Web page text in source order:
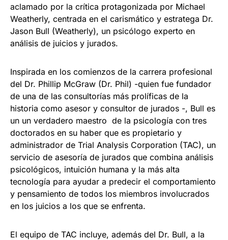
aclamado por la crítica protagonizada por Michael
Weatherly, centrada en el carismático y estratega Dr.
Jason Bull (Weatherly), un psicólogo experto en
análisis de juicios y jurados.
Inspirada en los comienzos de la carrera profesional
del Dr. Phillip McGraw (Dr. Phil) -quien fue fundador
de una de las consultorías más prolíficas de la
historia como asesor y consultor de jurados -, Bull es
un un verdadero maestro de la psicología con tres
doctorados en su haber que es propietario y
administrador de Trial Analysis Corporation (TAC), un
servicio de asesoría de jurados que combina análisis
psicológicos, intuición humana y la más alta
tecnología para ayudar a predecir el comportamiento
y pensamiento de todos los miembros involucrados
en los juicios a los que se enfrenta.
El equipo de TAC incluye, además del Dr. Bull, a la